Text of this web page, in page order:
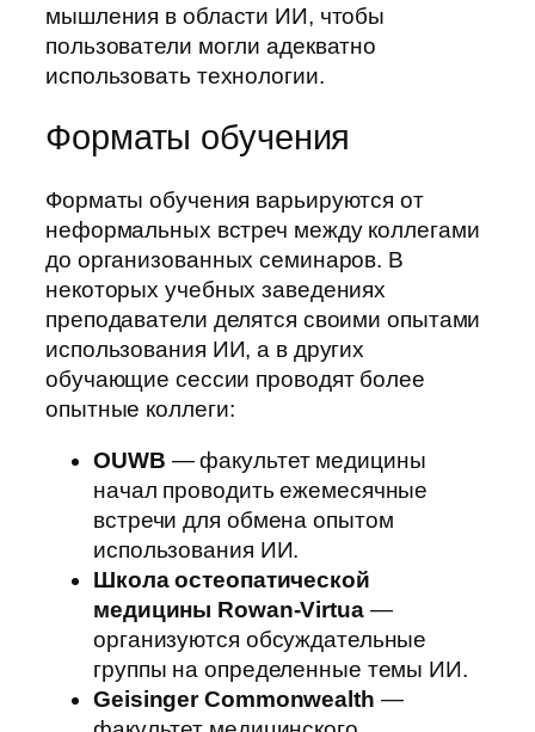
мышления в области ИИ, чтобы
пользователи могли адекватно
использовать технологии.
Форматы обучения
Форматы обучения варьируются от
неформальных встреч между коллегами
до организованных семинаров. В
некоторых учебных заведениях
преподаватели делятся своими опытами
использования ИИ, а в других
обучающие сессии проводят более
опытные коллеги:
OUWB — факультет медицины
начал проводить ежемесячные
встречи для обмена опытом
использования ИИ.
Школа остеопатической
медицины Rowan-Virtua—
организуются обсуждательные
группы на определенные темы ИИ.
Geisinger Commonwealth —